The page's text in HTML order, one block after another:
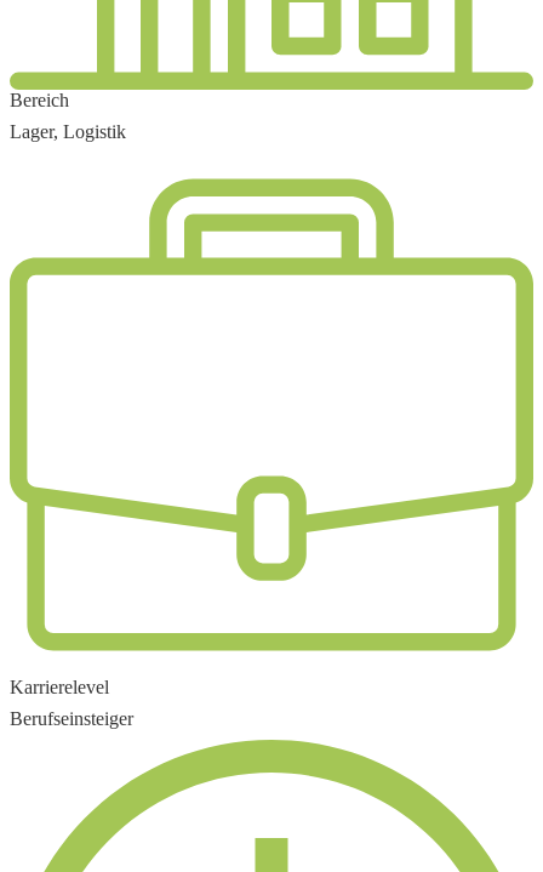
Bereich
Lager, Logistik
Karrierelevel
Berufseinsteiger